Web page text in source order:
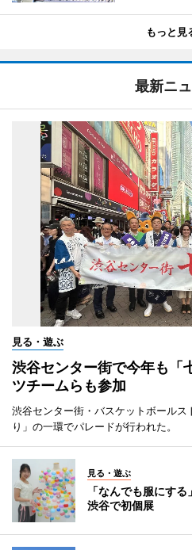
もっと見
最新ニ
見る・遊ぶ
渋谷センター街で今年も
ツチームらも参加
渋谷センター街・バスケットボール
り」の一環でパレードが行われた。
見る・遊ぶ
「なんでも服にす
渋谷で初個展